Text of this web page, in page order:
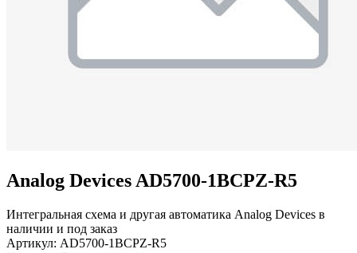
Analog Devices AD5700-1BCPZ-R5
Интегральная схема и другая автоматика Analog Devices в
наличии и под заказ
Артикул: AD5700-1BCPZ-R5